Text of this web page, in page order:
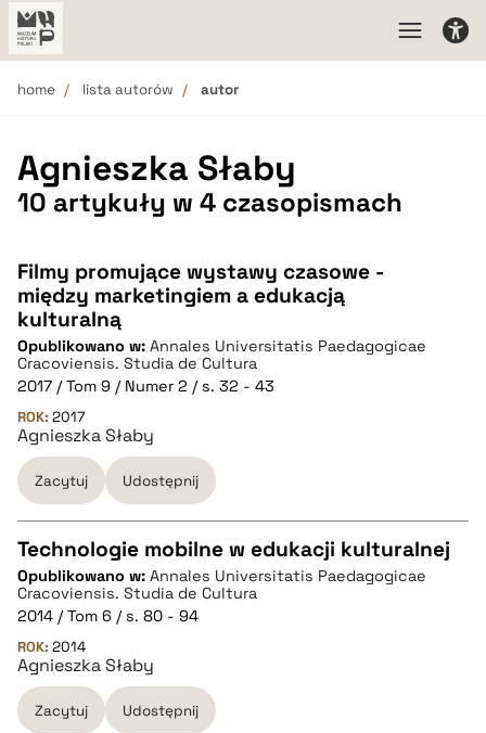
home lista autorów autor
Agnieszka Słaby
10 artykuły w 4 czasopismach
Filmy promujące wystawy czasowe -
między marketingiem a edukacją
kulturalną
Opublikowano w: Annales Universitatis Paedagogicae
Cracoviensis. Studia de Cultura
2017 / Tom 9 / Numer 2 / s. 32 - 43
ROK: 2017
Agnieszka Słaby
Zacytuj Udostępnij
CZYSTY TEKST
pobierz cytat
BIBTEX
Technologie mobilne w edukacji kulturalnej
Opublikowano w: Annales Universitatis Paedagogicae
Cracoviensis. Studia de Cultura
2014 / Tom 6 / s. 80 - 94
ROK: 2014
Agnieszka Słaby
Zacytuj Udostępnij